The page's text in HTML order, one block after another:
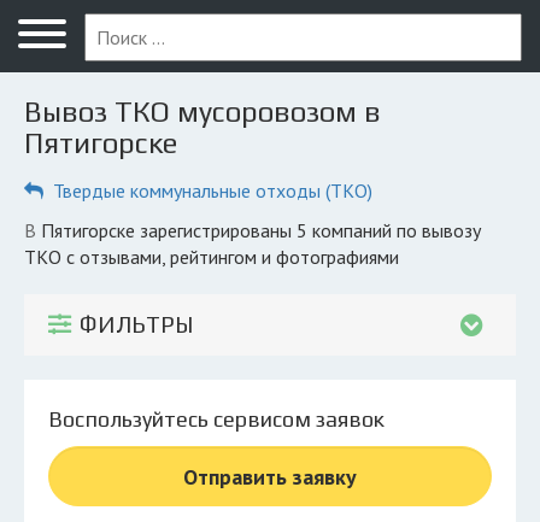
Меню
Главная
Вопрос юристу
Компании
Экоблог
© 2026 Все права защищены
Вывоз ТКО мусоровозом в
Пятигорске
Твердые коммунальные отходы (ТКО)
в Пятигорске зарегистрированы 5 компаний по вывозу
ТКО с отзывами, рейтингом и фотографиями
ФИЛЬТРЫ
Воспользуйтесь сервисом заявок
Отправить заявку